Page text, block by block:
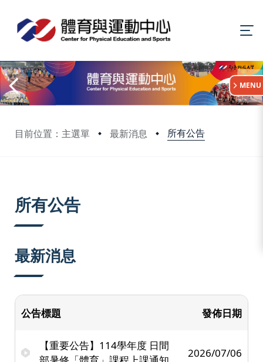
目前位置：主選單 最新消息 所有公告
:::
MENU
所有公告
最新消息
公告標題 發佈日期
【重要公告】114學年度 日間
2026/07/06